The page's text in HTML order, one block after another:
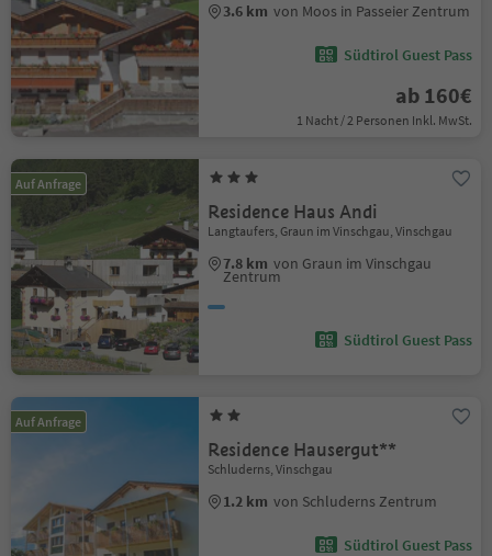
3.6 km von Moos in Passeier Zentrum
Südtirol Guest Pass
ab 160€
1 Nacht / 2 Personen Inkl. MwSt.
Auf Anfrage
Residence Haus Andi
Langtaufers, Graun im Vinschgau, Vinschgau
7.8 km von Graun im Vinschgau
Zentrum
Südtirol Guest Pass
Auf Anfrage
Residence Hausergut**
Schluderns, Vinschgau
1.2 km von Schluderns Zentrum
Südtirol Guest Pass